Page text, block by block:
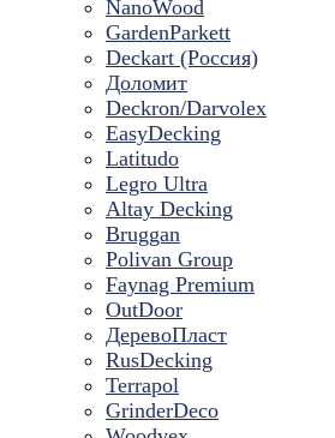
NanoWood
GardenParkett
Deckart (Россия)
Доломит
Deckron/Darvolex
EasyDecking
Latitudo
Legro Ultra
Altay Decking
Bruggan
Polivan Group
Faynag Premium
OutDoor
ДеревоПласт
RusDecking
Terrapol
GrinderDeco